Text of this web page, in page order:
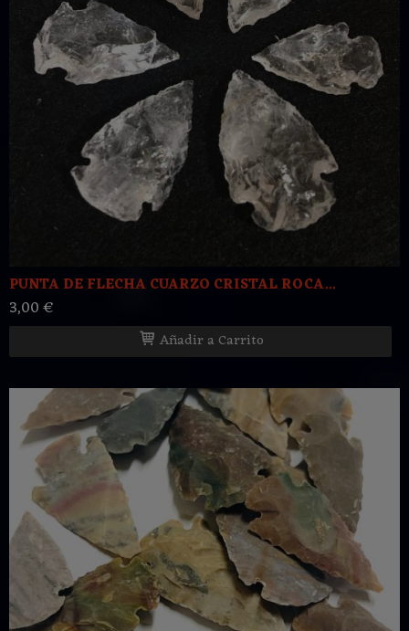
PUNTA DE FLECHA CUARZO CRISTAL ROCA...
3,00 €
Añadir a Carrito